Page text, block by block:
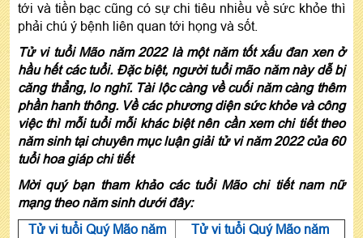
tới và tiền bạc cũng có sự chi tiêu nhiều về sức khỏe thì
phải chú ý bệnh liên quan tới họng và sốt.
Tử vi tuổi Mão năm 2022 là một năm tốt xấu đan xen ở
hầu hết các tuổi. Đặc biệt, người tuổi mão năm này dễ bị
căng thẳng, lo nghĩ. Tài lộc càng về cuối năm càng thêm
phần hanh thông. Về các phương diện sức khỏe và công
việc thì mỗi tuổi mỗi khác biệt nên cần xem chi tiết theo
năm sinh tại chuyên mục luận giải tử vi năm 2022 của 60
tuổi hoa giáp chi tiết
Mời quý bạn tham khảo các tuổi Mão chi tiết nam nữ
mạng theo năm sinh dưới đây:
Tử vi tuổi Quý Mão năm
Tử vi tuổi Quý Mão năm